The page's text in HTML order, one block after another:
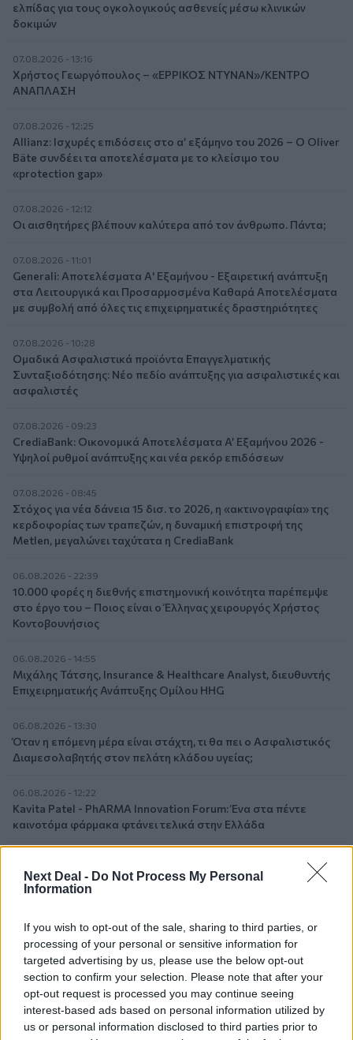
Next Deal - Do Not Process My Personal
Information
If you wish to opt-out of the sale, sharing to third parties, or
processing of your personal or sensitive information for
targeted advertising by us, please use the below opt-out
section to confirm your selection. Please note that after your
opt-out request is processed you may continue seeing
interest-based ads based on personal information utilized by
us or personal information disclosed to third parties prior to
ελπίδας για τους ογκολογικούς ασθενείς μέσω κλινικών
δοκιμών
07.08.2026 - 13:16
Χρήστος Γεωργόπουλος – «ΕΡΡΙΚΟΣ ΝΤΥΝΑΝ»/ΚΕΝΤΡΟ
ΑΝΑΠΛΑΣΗ
07.08.2026 - 12:25
Allianz: Ισχυρές επιδόσεις στο α’ εξάμηνο του 2026 – Ο Oliver
Bäte συνδέει τα αποτελέσματα με το κλείσιμο του
«protection gap»
07.08.2026 - 12:12
Οι αισθητήρες βλέπουν καλύτερα από τον άνθρωπο. Πάντα;
07.08.2026 - 11:01
Generali: Αποτελέσματα Α' Εξαμήνου - Εξαιρετική ανάπτυξη
στα Λειτουργικά και Προσαρμοσμένα Καθαρά Αποτελέσματα
με συμβολή από όλες τις επιχειρηματικές δραστηριότητες
07.08.2026 - 10:28
Ομαδικά Ασφαλιστικά προϊόντα Επαγγελματικής
Συνταξιοδότησης: Νέο πεδίο ανάπτυξης για ασφαλιστικές και
ασφαλιστές
07.08.2026 - 09:23
CrediaBank: Οικονομικά Αποτελέσματα A’ Εξαμήνου 2026 -
Υψηλοί ρυθμοί ανάπτυξης και νέα ρεκόρ επιδόσεων
07.08.2026 - 08:45
Στόχος για νέα δάνεια 15 δισ. το 2026, η «ακτινογραφία» της
κερδοφορίας των τραπεζών, η δυναμική επιστροφή της
Metlen, μεγαλώνει ταχύτατα η CrediaBank
06.08.2026 - 22:39
10.000 φορές η διεθνής επιστημονική κοινότητα παρέπεμψε
στο έργο του – Ποιος είναι ο Έλληνας χειρουργός Χρήστος
Κοντοβουνήσιος
06.08.2026 - 14:55
Μιχάλης Τάτσης, Insurance & Healthcare Analyst, διευθυντής
Επιχειρηματικής Ανάπτυξης Ομίλου HHG
06.08.2026 - 13:30
Όταν η επόμενη μέρα είναι στάχτη, τι θα πει ο Ασφαλιστικός
Διαμεσολαβητής στον πελάτη κλάδου υγείας;
06.08.2026 - 12:22
Kavita Patel - PhARMA Innovation Forum: Ένα στα πέντε
καινοτόμα φάρμακα φτάνει τελικά στην Ελλάδα
Μείωση ασφαλιστικών εισφορών ύψους 240 εκατ. ευρώ
ζητούν οι έμποροι από την Κυβέρνηση
06.08.2026 - 10:45
Ευρώπη: Μπορεί η κλιματική αλλαγή να οδηγήσει σε
ενεργειακή κρίση;
06.08.2026 - 09:15
Στέλιος Λιανός – INTERAMERICAN / Αθηναϊκή Γενική Κλινική